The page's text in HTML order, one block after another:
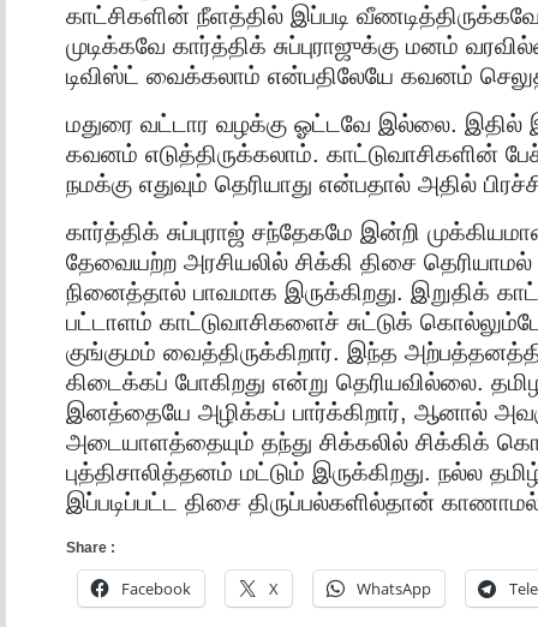
காட்சிகளின் நீளத்தில் இப்படி
முடிக்கவே கார்த்திக் சுப்புராஜுக்கு மனம்
டிவிஸ்ட் வைக்கலாம் என்பதிலேயே கவனம்
மதுரை வட்டார வழக்கு ஓட்டவே இல்லை.
கவனம் எடுத்திருக்கலாம். காட்டுவாசிகளின்
நமக்கு எதுவும் தெரியாது என்பதால் அதில்
கார்த்திக் சுப்புராஜ் சந்தேகமே இன்றி
தேவையற்ற அரசியலில் சிக்கி திசை தெரியாமல்
நினைத்தால் பாவமாக இருக்கிறது. இறுதிக்
பட்டாளம் காட்டுவாசிகளைச் சுட்டுக்
குங்குமம் வைத்திருக்கிறார். இந்த
கிடைக்கப் போகிறது என்று தெரியவில்லை.
இனத்தையே அழிக்கப் பார்க்கிறார், ஆனால்
அடையாளத்தையும் தந்து சிக்கலில் சிக்கிக்
புத்திசாலித்தனம் மட்டும் இருக்கிறது. நல்ல
இப்படிப்பட்ட திசை திருப்பல்களில்தான்
Share :
Facebook X WhatsApp